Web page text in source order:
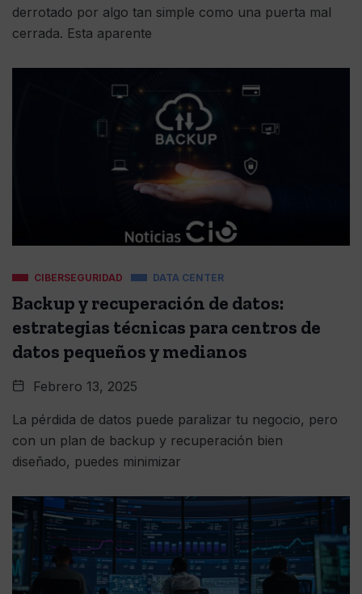
derrotado por algo tan simple como una puerta mal
cerrada. Esta aparente
CIBERSEGURIDAD DATA CENTER
Backup y recuperación de datos:
estrategias técnicas para centros de
datos pequeños y medianos
Febrero 13, 2025
La pérdida de datos puede paralizar tu negocio, pero
con un plan de backup y recuperación bien
diseñado, puedes minimizar